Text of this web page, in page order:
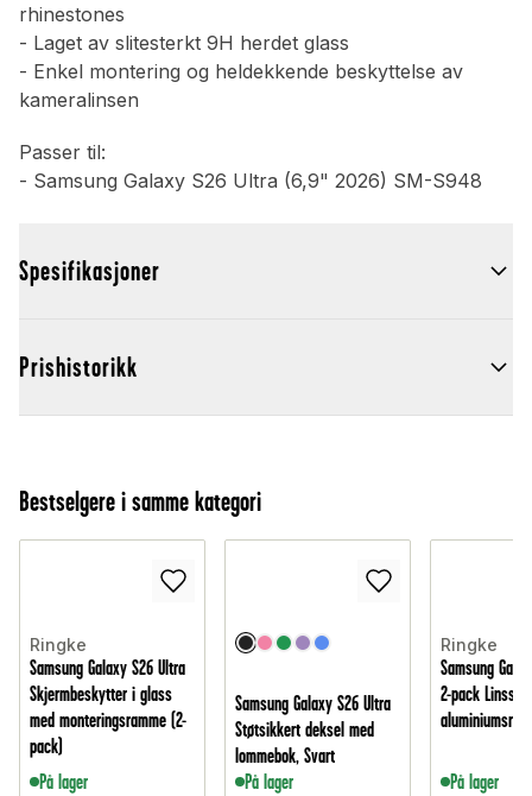
rhinestones
- Laget av slitesterkt 9H herdet glass
- Enkel montering og heldekkende beskyttelse av
kameralinsen
Passer til:
- Samsung Galaxy S26 Ultra (6,9" 2026) SM-S948
Spesifikasjoner
Prishistorikk
Bestselgere i samme kategori
Ringke
Samsung Galaxy S26 Ultra
Skjermbeskytter i glass
med monteringsramme (2-
pack)
På lager
Samsung Galaxy S26 Ultra
Støtsikkert deksel med
lommebok, Svart
På lager
Ringke
Samsung
2-pack
På lager